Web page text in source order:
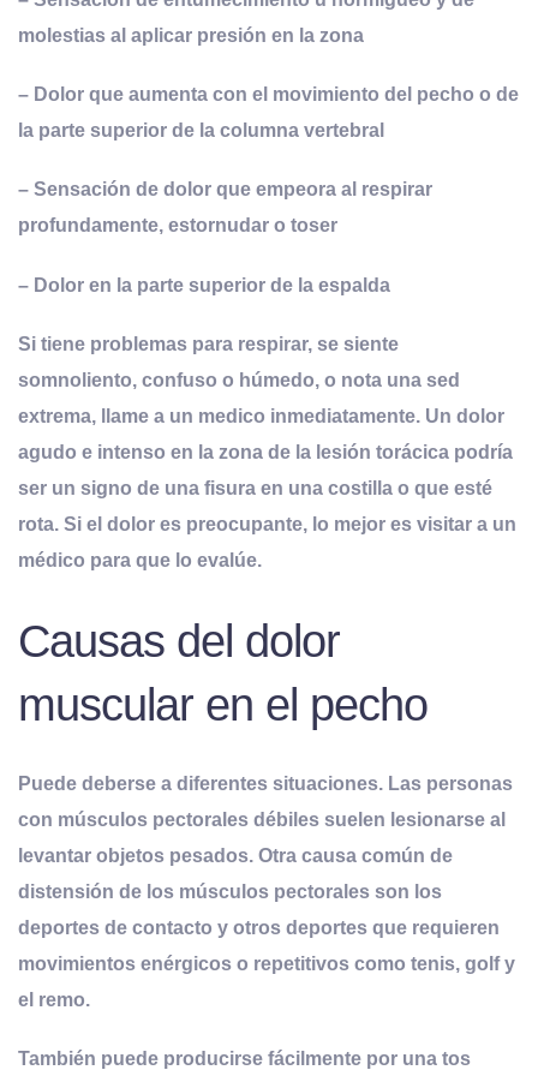
molestias al aplicar presión en la zona
– Dolor que aumenta con el movimiento del pecho o de
la parte superior de la columna vertebral
– Sensación de dolor que empeora al respirar
profundamente, estornudar o toser
– Dolor en la parte superior de la espalda
Si tiene problemas para respirar, se siente
somnoliento, confuso o húmedo, o nota una sed
extrema, llame a un medico inmediatamente. Un dolor
agudo e intenso en la zona de la lesión torácica podría
ser un signo de una fisura en una costilla o que esté
rota. Si el dolor es preocupante, lo mejor es visitar a un
médico para que lo evalúe.
Causas del dolor
muscular en el pecho
Puede deberse a diferentes situaciones. Las personas
con músculos pectorales débiles suelen lesionarse al
levantar objetos pesados. Otra causa común de
distensión de los músculos pectorales son los
deportes de contacto y otros deportes que requieren
movimientos enérgicos o repetitivos como tenis, golf y
el remo.
También puede producirse fácilmente por una tos